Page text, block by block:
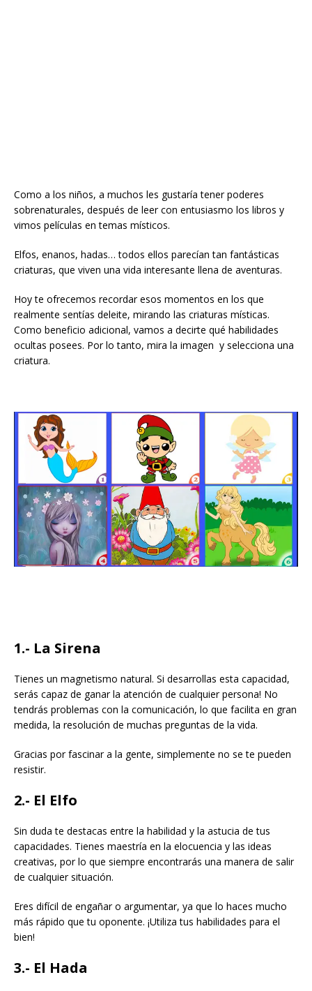
Como a los niños, a muchos les gustaría tener poderes
sobrenaturales, después de leer con entusiasmo los libros y
vimos películas en temas místicos.
Elfos, enanos, hadas… todos ellos parecían tan fantásticas
criaturas, que viven una vida interesante llena de aventuras.
Hoy te ofrecemos recordar esos momentos en los que
realmente sentías deleite, mirando las criaturas místicas.
Como beneficio adicional, vamos a decirte qué habilidades
ocultas posees. Por lo tanto, mira la imagen y selecciona una
criatura.
1.- La Sirena
Tienes un magnetismo natural. Si desarrollas esta capacidad,
serás capaz de ganar la atención de cualquier persona! No
tendrás problemas con la comunicación, lo que facilita en gran
medida, la resolución de muchas preguntas de la vida.
Gracias por fascinar a la gente, simplemente no se te pueden
resistir.
2.- El Elfo
Sin duda te destacas entre la habilidad y la astucia de tus
capacidades. Tienes maestría en la elocuencia y las ideas
creativas, por lo que siempre encontrarás una manera de salir
de cualquier situación.
Eres difícil de engañar o argumentar, ya que lo haces mucho
más rápido que tu oponente. ¡Utiliza tus habilidades para el
bien!
3.- El Hada